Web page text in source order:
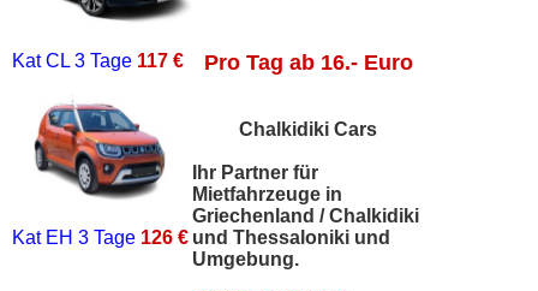
Kat CL 3 Tage 117 €
Kat EH 3 Tage 126 €
Pro Tag ab 16.- Euro
Chalkidiki Cars
Ihr Partner für
Mietfahrzeuge in
Griechenland / Chalkidiki
und Thessaloniki und
Umgebung.